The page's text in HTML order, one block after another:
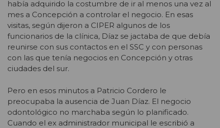
había adquirido la costumbre de ir al menos una vez al
mes a Concepción a controlar el negocio. En esas
visitas, según dijeron a CIPER algunos de los
funcionarios de la clínica, Díaz se jactaba de que debía
reunirse con sus contactos en el SSC y con personas
con las que tenía negocios en Concepción y otras
ciudades del sur.
Pero en esos minutos a Patricio Cordero le
preocupaba la ausencia de Juan Díaz. El negocio
odontológico no marchaba según lo planificado.
Cuando el ex administrador municipal le escribió a